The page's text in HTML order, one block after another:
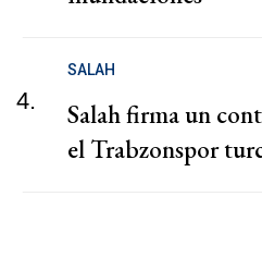
4.
SALAH
Salah firma un
el Trabzonspor